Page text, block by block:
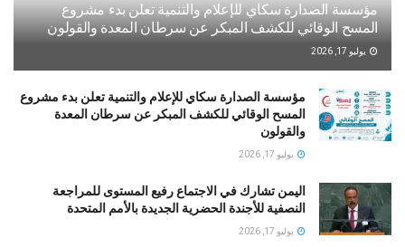
مؤسسة الصدارة سكاي للإعلام والتنمية تعلن بدء مشروع
المسح الوقائي للكشف المبكر عن سرطان المعدة والقولون
يوليو 17, 2026
مؤسسة الصدارة سكاي للإعلام والتنمية تعلن بدء مشروع
المسح الوقائي للكشف المبكر عن سرطان المعدة
والقولون
يوليو 17, 2026
اليمن تشارك في الاجتماع رفيع المستوى للمراجعة
النصفية للأجندة الحضرية الجديدة بالأمم المتحدة
يوليو 17, 2026